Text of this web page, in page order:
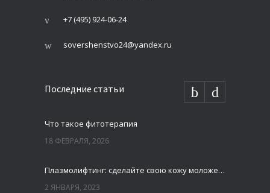
+7 (495) 924-06-24
sovershenstvo24@yandex.ru
Последние статьи
Что такое фитотерапия
18 ФЕВРАЛЯ, 2026
Плазмолифтинг: сделайте свою кожу моложе и свежей
2 ЯНВАРЯ, 2023